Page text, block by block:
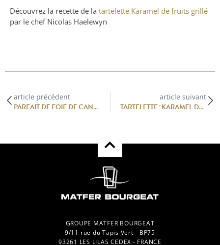
Découvrez la recette de la tartelette Karamel de fruits grillé
par le chef Nicolas Haelewyn
article précédent
PARFAIT DE FOIE DE CANARD AVEC GELÉE DE FLEURS DE SUREAU PAR CHEF JOHNNY BESCH
article suivant
TARTELETTE “KARAMEL DE FRUITS GRILLÉ” PAR LE CHEF NICOLAS HAELEWYN
GROUPE MATFER BOURGEAT
9/11 rue du Tapis Vert - BP75
93261 LES LILAS CEDEX - FRANCE